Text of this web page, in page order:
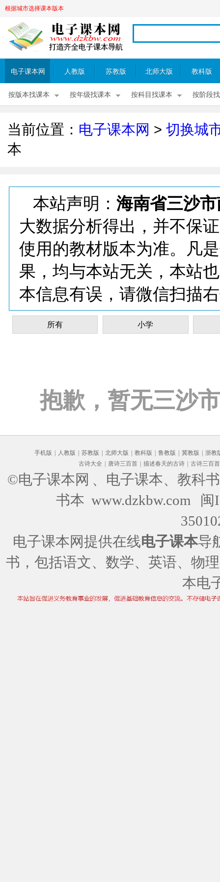
根据城市选择课本版本
电子课本网 人教版 苏教版 北师大版 教科版
按版本找课本 按年级找课本 按科目找课本 按阶段
当前位置： 电子课本网 > 切换城
本
本站声明： 海南省三沙
大数据分析得出，并不保
使用的教材版本为准。凡
果，均与本站无关，本站
本信息有误，请微信扫描
所有 小学
抱歉，暂无三沙
手机版 人教版 苏教版 北师大版 教科版 鲁教版 冀教版
浙教
古诗大全
唐诗三百首 描述春天的古诗 古诗三百首
©电子课本网 、电子课本、教科
书本 www.dzkbw.com
闽
电子课本网提供在线电子课本导
书，包括语文、数学、英语、物
本电